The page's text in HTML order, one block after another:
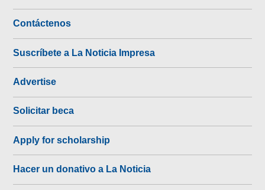
Contáctenos
Suscríbete a La Noticia Impresa
Advertise
Solicitar beca
Apply for scholarship
Hacer un donativo a La Noticia